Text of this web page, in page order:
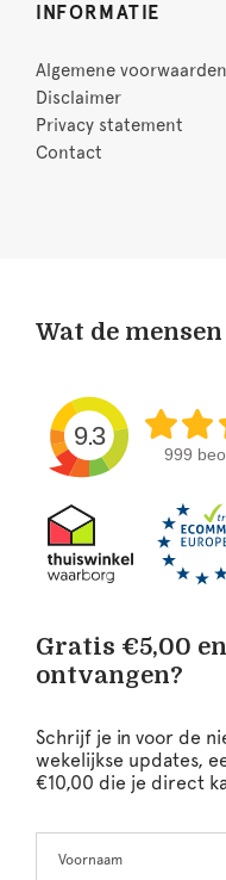
INFORMATIE
Algemene voorwaarden
Disclaimer
Privacy statement
Contact
Wat de
9.3
999
Gratis €5,00
ontvangen?
Schrijf je in voor de
wekelijkse updates,
€10,00 die je direct
this